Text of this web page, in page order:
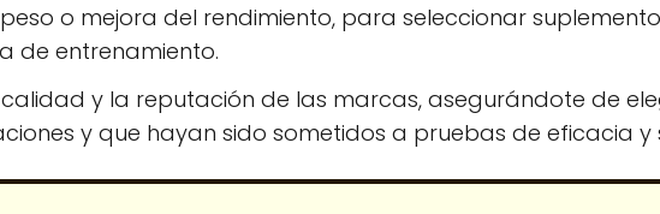
o mejora del rendimiento, para seleccionar
de entrenamiento.
y la reputación de las marcas, asegurándote de
y que hayan sido sometidos a pruebas de eficacia y